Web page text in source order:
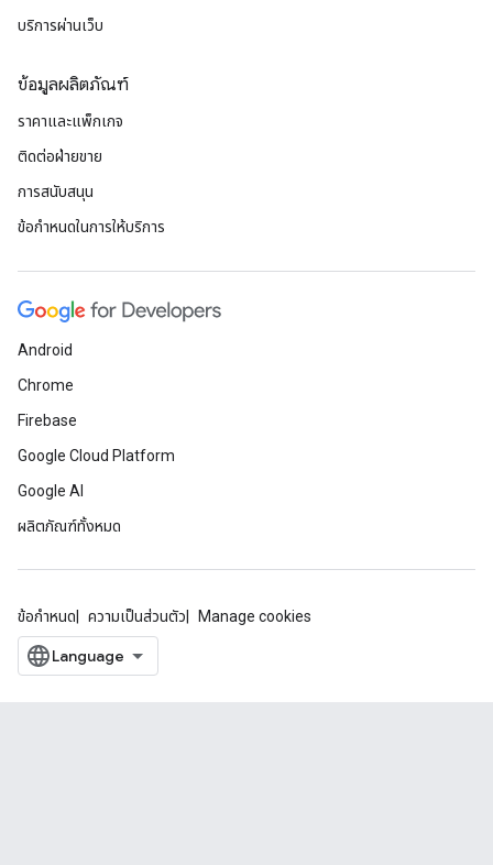
บริการผ่านเว็บ
ข้อมูลผลิตภัณฑ์
ราคาและแพ็กเกจ
ติดต่อฝ่ายขาย
การสนับสนุน
ข้อกำหนดในการให้บริการ
Android
Chrome
Firebase
Google Cloud Platform
Google AI
ผลิตภัณฑ์ทั้งหมด
ข้อกำหนด ความเป็นส่วนตัว Manage cookies